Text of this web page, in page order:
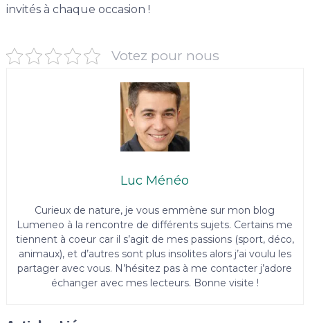
invités à chaque occasion !
Votez pour nous
Luc Ménéo
Curieux de nature, je vous emmène sur mon blog
Lumeneo à la rencontre de différents sujets. Certains me
tiennent à coeur car il s’agit de mes passions (sport, déco,
animaux), et d’autres sont plus insolites alors j’ai voulu les
partager avec vous. N’hésitez pas à me contacter j’adore
échanger avec mes lecteurs. Bonne visite !